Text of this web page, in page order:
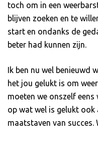
toch om in een
blijven zoeken en te
start en ondanks de
beter had kunnen zijn.
Ik ben nu wel benieuwd
het jou gelukt is om
moeten we onszelf
op wat wel is gelukt
maatstaven van